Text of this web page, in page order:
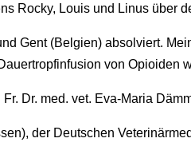
Rocky, Louis und Linus über
Gent (Belgien) absolviert.
von Opioiden
Dr. med. vet. Eva-Maria
der Deutschen